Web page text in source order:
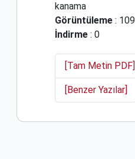
kanama
Görüntüleme : 109
İndirme : 0
[Tam Metin PDF]
[Benzer Yazılar]